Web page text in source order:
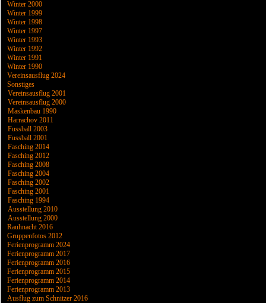
Winter 2000
Winter 1999
Winter 1998
Winter 1997
Winter 1993
Winter 1992
Winter 1991
Winter 1990
Vereinsausflug 2024
Sonstiges
Vereinsausflug 2001
Vereinsausflug 2000
Maskenbau 1990
Harrachov 2011
Fussball 2003
Fussball 2001
Fasching 2014
Fasching 2012
Fasching 2008
Fasching 2004
Fasching 2002
Fasching 2001
Fasching 1994
Ausstellung 2010
Ausstellung 2000
Rauhnacht 2016
Gruppenfotos 2012
Ferienprogramm 2024
Ferienprogramm 2017
Ferienprogramm 2016
Ferienprogramm 2015
Ferienprogramm 2014
Ferienprogramm 2013
Ausflug zum Schnitzer 2016